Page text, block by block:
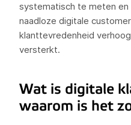
systematisch te meten
naadloze digitale
klanttevredenheid
versterkt.
Wat is digitale
waarom is het